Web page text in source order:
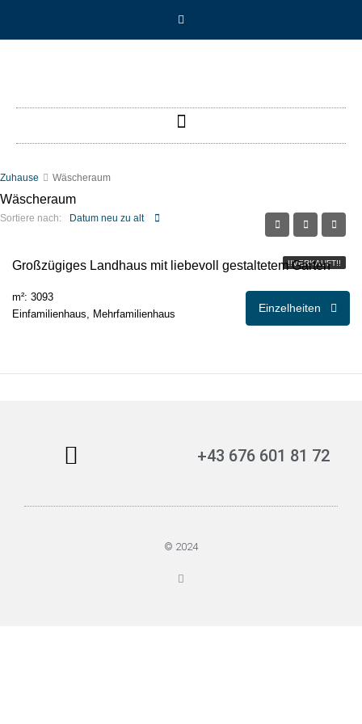
Zuhause Wäscheraum
Wäscheraum
Sortiere nach: Datum neu zu alt
!!VERKAUFT!!
Großzügiges Landhaus mit liebevoll gestaltetem Garten
m²: 3093
Einfamilienhaus, Mehrfamilienhaus
Einzelheiten
+43 676 601 81 72
© 2024